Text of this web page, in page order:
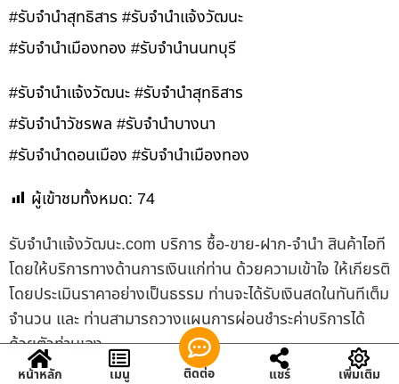
#รับจำนำสุทธิสาร #รับจำนำแจ้งวัฒนะ
#รับจำนำเมืองทอง #รับจำนำนนทบุรี
#รับจำนำแจ้งวัฒนะ #รับจำนำสุทธิสาร
#รับจำนำวัชรพล #รับจำนำบางนา
#รับจำนำดอนเมือง #รับจำนำเมืองทอง
ผู้เข้าชมทั้งหมด: 74
รับจํานําแจ้งวัฒนะ.com บริการ ซื้อ-ขาย-ฝาก-จำนำ สินค้าไอที
โดยให้บริการทางด้านการเงินแก่ท่าน ด้วยความเข้าใจ ให้เกียรติ
โดยประเมินราคาอย่างเป็นธรรม ท่านจะได้รับเงินสดในทันทีเต็ม
จำนวน และ ท่านสามารถวางแผนการผ่อนชำระค่าบริการได้
ด้วยตัวท่านเอง
หน้าหลัก เมนู ติดต่อ แชร์ เพิ่มเติม